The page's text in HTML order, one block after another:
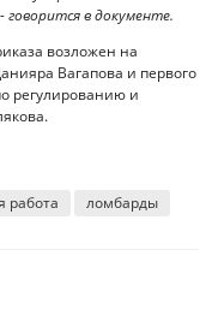
говорится в документе.
возложен на
Вагапова и первого
регулированию и
работа ломбарды
года оштрафовал
снижать риски для